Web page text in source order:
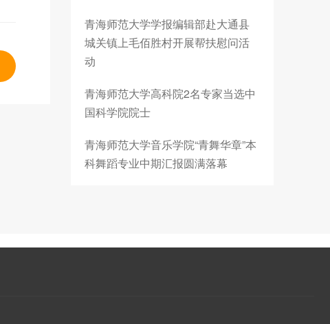
青海师范大学学报编辑部赴大通县
城关镇上毛佰胜村开展帮扶慰问活
动
青海师范大学高科院2名专家当选中
国科学院院士
青海师范大学音乐学院“青舞华章”本
科舞蹈专业中期汇报圆满落幕